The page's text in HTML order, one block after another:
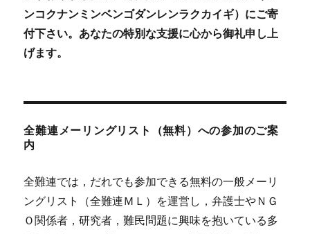
ンコクナンミンベンゴダンレンラクカイギ）にご寄
付下さい。あなたの特別な支援に心から御礼申し上
げます。
全難連メーリングリスト（無料）への参加のご案
内
全難連では，だれでも参加できる無料の一般メーリ
ングリスト（全難連ＭＬ）を運営し，弁護士やＮＧ
Ｏ関係者，研究者，難民問題に興味を抱いている多